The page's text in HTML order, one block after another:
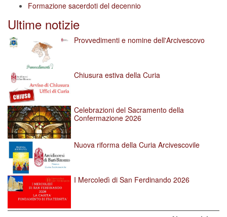
Formazione sacerdoti del decennio
Ultime notizie
Provvedimenti e nomine dell'Arcivescovo
Chiusura estiva della Curia
Celebrazioni del Sacramento della
Confermazione 2026
Nuova riforma della Curia Arcivescovile
I Mercoledì di San Ferdinando 2026